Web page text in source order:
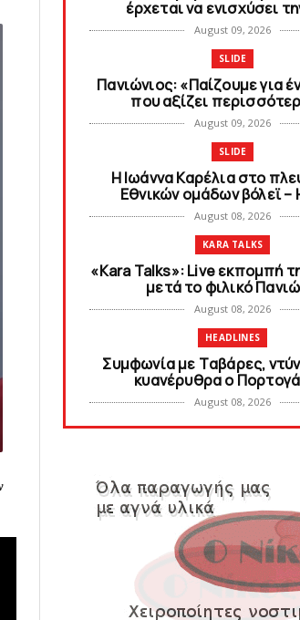
έρχεται να ενισχύσει
August 09, 2026
SLIDE
Πανιώνιoς: «Παίζουμε για
που αξίζει
August 09, 2026
SLIDE
Η Ιωάννα Καρέλια στο
Εθνικών ομάδων βόλεϊ –
August 08, 2026
KARA TALKS
«Kara Talks»: Live εκπομπή
μετά το φιλικό
August 08, 2026
HEADLINES
Συμφωνία με Tαβάρες,
κυανέρυθρα ο
August 08, 2026
SLIDE
August 08, 2026
SUPERLEAGUE2
SL2: Η μέρα και ο τόπος
του
August 08, 2026
HEADLINES